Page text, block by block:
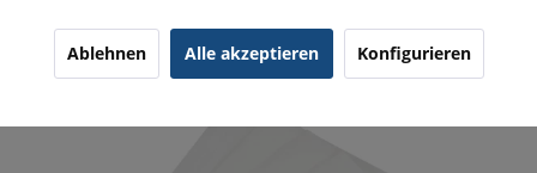
(3)4.33/5.00
Ablehnen Alle akzeptieren Konfigurieren